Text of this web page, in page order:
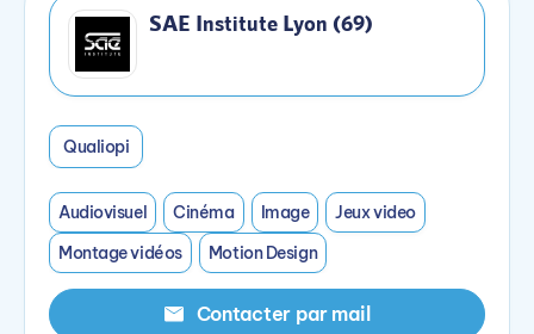
SAE Institute Lyon (69)
Qualiopi
Audiovisuel Cinéma Image
Jeux video
Montage vidéos
Motion Design
Contacter par mail